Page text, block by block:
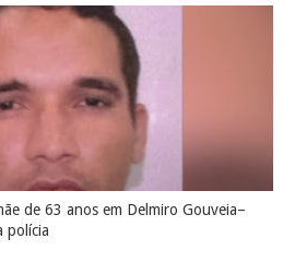
de 63 anos em Delmiro Gouveia–
polícia